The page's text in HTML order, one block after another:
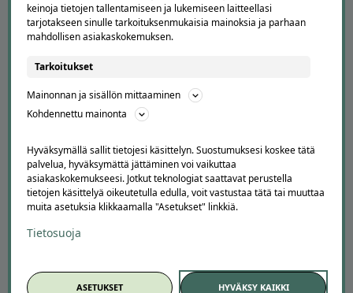
APUA JA NEUVOJA
Peruuta tilaus
Asiakaspalvelu
Kuinka Offerilla toimii
Usein kysytyt kysymykset
Tietoa meistä
keinoja tietojen tallentamiseen ja lukemiseen laitteellasi
tarjotakseen sinulle tarkoituksenmukaisia mainoksia ja parhaan
mahdollisen asiakaskokemuksen.
Tarkoitukset
Mainonnan ja sisällön mittaaminen
Kohdennettu mainonta
Hyväksymällä sallit tietojesi käsittelyn. Suostumuksesi koskee tätä
palvelua, hyväksymättä jättäminen voi vaikuttaa
asiakaskokemukseesi. Jotkut teknologiat saattavat perustella
tietojen käsittelyä oikeutetulla edulla, voit vastustaa tätä tai muuttaa
muita asetuksia klikkaamalla "Asetukset" linkkiä.
Tietosuoja
ASETUKSET HYVÄKSY KAIKKI